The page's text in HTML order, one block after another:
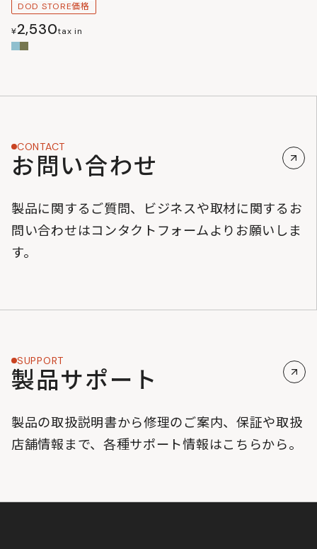
DOD STORE価格
¥2,530tax in
CONTACT
お問い合わせ
製品に関するご質問、ビジネスや取材に関するお
問い合わせはコンタクトフォームよりお願いしま
す。
SUPPORT
製品サポート
製品の取扱説明書から修理のご案内、保証や取扱
店舗情報まで、各種サポート情報はこちらから。